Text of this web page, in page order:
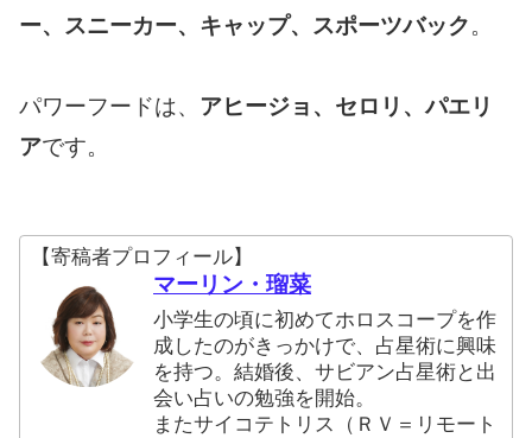
ー、スニーカー、キャップ、スポーツバック。
パワーフードは、 アヒージョ、セロリ、パエリ
アです。
【寄稿者プロフィール】
マーリン・瑠菜
小学生の頃に初めてホロスコープを作
成したのがきっかけで、占星術に興味
を持つ。結婚後、サビアン占星術と出
会い占いの勉強を開始。
またサイコテトリス（ＲＶ＝リモート